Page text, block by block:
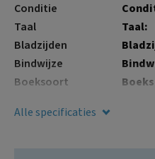
informatie
Conditie
Taal
Bladzijden
Bindwijze
Boeksoort
Verschijningsdatum
Alle specificaties